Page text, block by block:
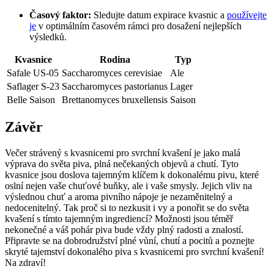
Časový faktor: Sledujte datum ⁣expirace kvasnic a používejte
je v optimálním časovém​ rámci pro dosažení nejlepších
výsledků.
Kvasnice Rodina
Typ
Safale US-05 Saccharomyces cerevisiae
Ale
Saflager S-23 Saccharomyces pastorianus Lager
Belle Saison
Brettanomyces bruxellensis Saison
Závěr
Večer strávený s kvasnicemi ​pro svrchní kvašení je jako malá
výprava do světa piva, plná nečekaných objevů a chutí. Tyto
kvasnice jsou doslova tajemným​ klíčem ‍k⁣ dokonalému pivu,⁤ které
oslní nejen vaše chuťové‌ buňky, ale i vaše smysly. Jejich​ vliv na
výslednou chuť a aroma pivního nápoje je ‌nezaměnitelný a⁤
nedocenitelný. Tak proč si to‌ nezkusit i vy‍ a ponořit se do světa
⁣kvašení s tímto tajemným ingrediencí? Možnosti jsou téměř
nekonečné a ⁢váš pohár piva bude vždy plný radosti a znalostí.
Připravte se na dobrodružství plné vůní, chutí a pocitů a poznejte
‌skryté tajemství dokonalého piva s​ kvasnicemi pro svrchní kvašení!
Na zdraví!